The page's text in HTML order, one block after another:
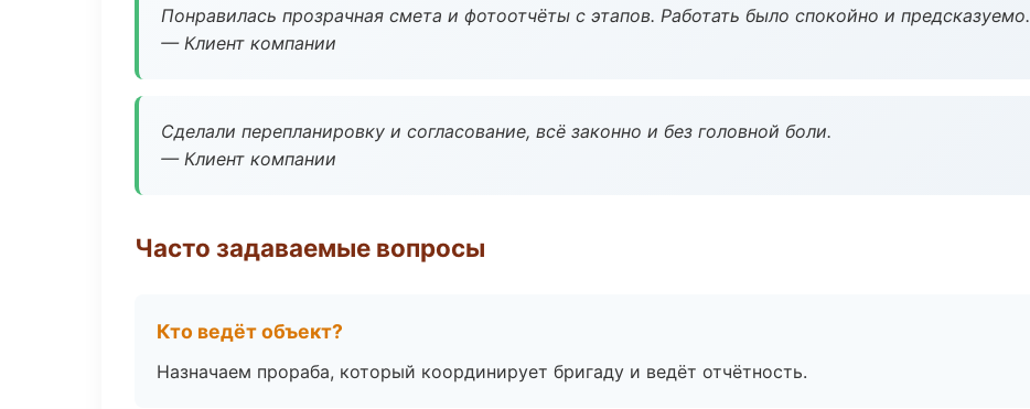
Понравилась прозрачная смета и фотоотчёты с этапов. Работать было спокойно и предсказуемо.
— Клиент компании
Сделали перепланировку и согласование, всё законно и без головной боли.
— Клиент компании
Часто задаваемые вопросы
Кто ведёт объект?
Назначаем прораба, который координирует бригаду и ведёт отчётность.